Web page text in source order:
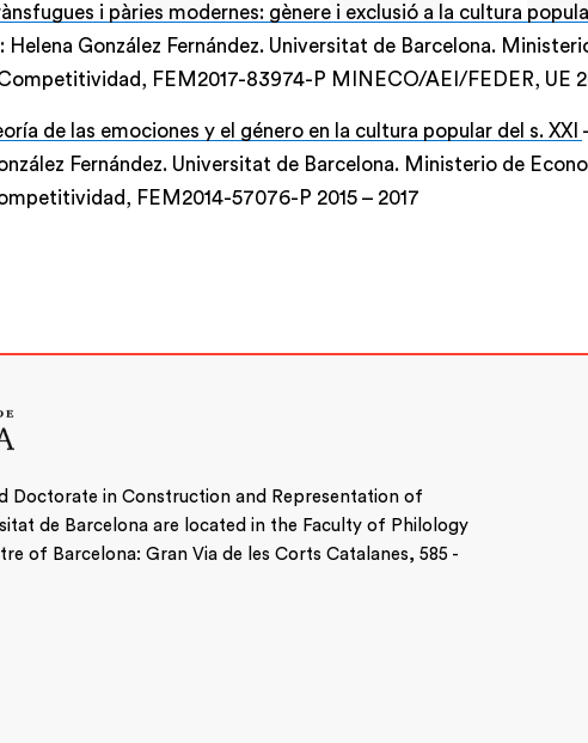
i pàries modernes: gènere i exclusió a la cultura
Helena González Fernández. Universitat de Barcelona.
FEM2017-83974-P MINECO/AEI/FEDER, UE
de las emociones y el género en la cultura popular del s. XXI
Fernández. Universitat de Barcelona. Ministerio de
FEM2014-57076-P 2015 – 2017
Doctorate in Construction and Representation of
de Barcelona are located in the Faculty of Philology
of Barcelona: Gran Via de les Corts Catalanes, 585 -